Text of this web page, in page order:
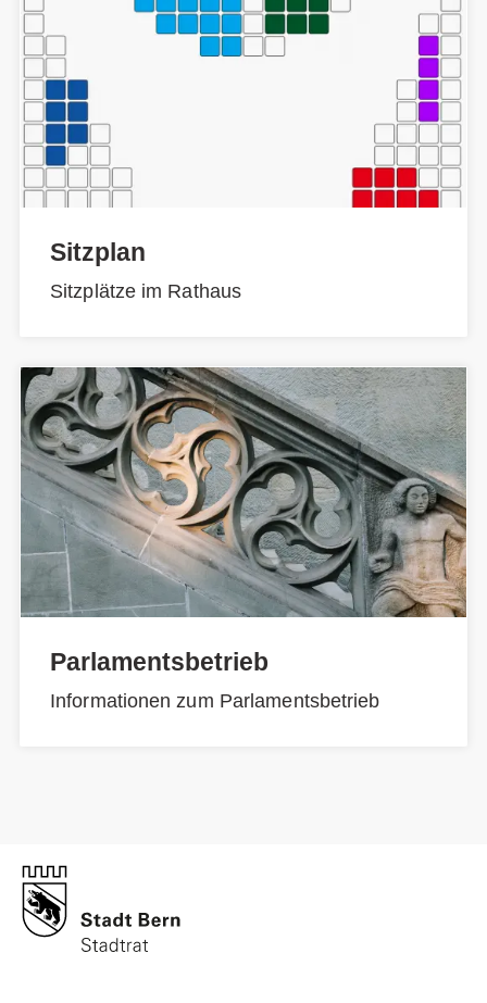
Sitzplan
Sitzplätze im Rathaus
Parlamentsbetrieb
Informationen zum Parlamentsbetrieb